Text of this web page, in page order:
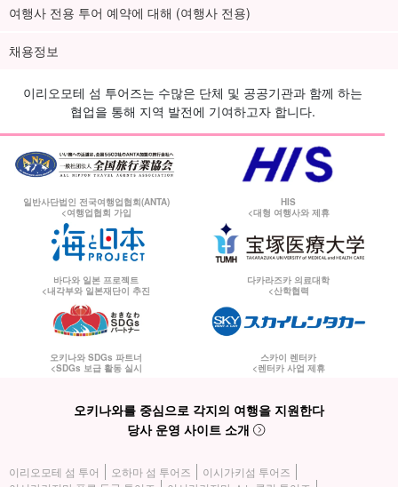
여행사 전용 투어 예약에 대해 (여행사 전용)
채용정보
이리오모테 섬 투어즈는 수많은 단체 및 공공기관과 함께 하는
협업을 통해 지역 발전에 기여하고자 합니다.
일반사단법인 전국여행업협회(ANTA)
<여행업협회 가입
HIS
<대형 여행사와 제휴
바다와 일본 프로젝트
<내각부와 일본재단이 추진
다카라즈카 의료대학
<산학협력
오키나와 SDGs 파트너
<SDGs 보급 활동 실시
스카이 렌터카
<렌터카 사업 제휴
오키나와를 중심으로 각지의 여행을 지원한다
당사 운영 사이트 소개
이리오모테 섬 투어 오하마 섬 투어즈
이시가키섬 투어즈